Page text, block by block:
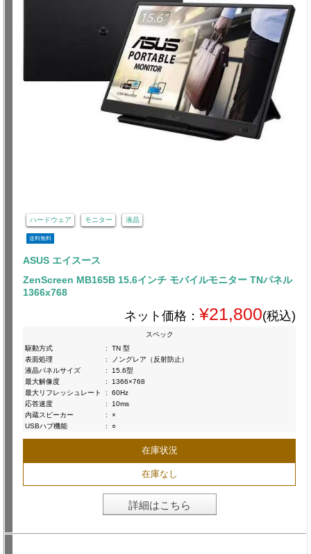
ハードウェア モニター 液晶
送料無料
ASUS エイスース
ZenScreen MB165B 15.6インチ モバイルモニター TNパネル
1366x768
ネット価格： ¥21,800(税込)
スペック
駆動方式
:
TN 型
表面処理
:
ノングレア（反射防止）
液晶パネルサイズ
:
15.6型
最大解像度
:
1366×768
最大リフレッシュレート
:
60Hz
応答速度
:
10ms
内蔵スピーカー
:
×
USBハブ機能
: ○
在庫状況
在庫なし
詳細はこちら